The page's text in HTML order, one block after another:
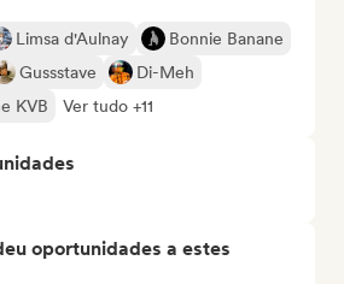
Limsa d'Aulnay
Bonnie Banane
Gussstave
Di-Meh
KVB Ver tudo +11
oportunidades a estes